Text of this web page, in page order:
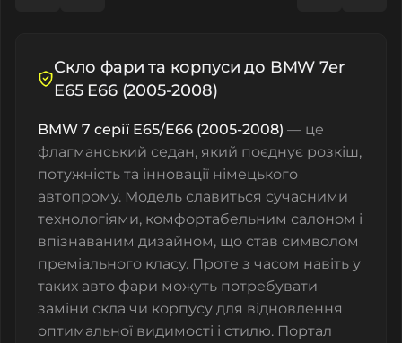
Скло фари та корпуси до BMW 7er
E65 E66 (2005-2008)
BMW 7 серії E65/E66 (2005-2008) — це
флагманський седан, який поєднує розкіш,
потужність та інновації німецького
автопрому. Модель славиться сучасними
технологіями, комфортабельним салоном і
впізнаваним дизайном, що став символом
преміального класу. Проте з часом навіть у
таких авто фари можуть потребувати
заміни скла чи корпусу для відновлення
оптимальної видимості і стилю. Портал